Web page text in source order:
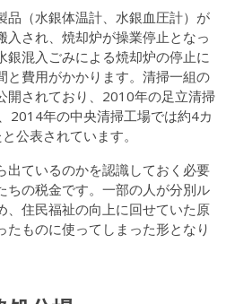
品（水銀体温計、水銀血圧計）が
入され、焼却炉が操業停止となっ
銀混入ごみによる焼却炉の停止に
と費用がかかります。清掃一組の
開されており、2010年の足立清掃
2014年の中央清掃工場では約4カ
公表されています。
出ているのかを認識しておく必要
ちの税金です。一部の人が分別ル
、住民福祉の向上に回せていた原
たものに使ってしまった形となり